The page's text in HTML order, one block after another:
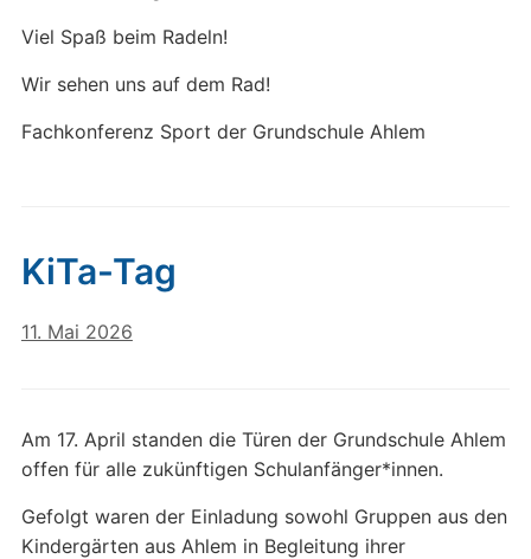
Viel Spaß beim Radeln!
Wir sehen uns auf dem Rad!
Fachkonferenz Sport der Grundschule Ahlem
KiTa-Tag
11. Mai 2026
Am 17. April standen die Türen der Grundschule Ahlem
offen für alle zukünftigen Schulanfänger*innen.
Gefolgt waren der Einladung sowohl Gruppen aus den
Kindergärten aus Ahlem in Begleitung ihrer